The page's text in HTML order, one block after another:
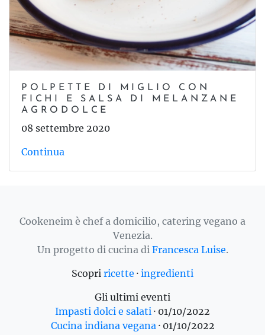
POLPETTE DI MIGLIO CON
FICHI E SALSA DI MELANZANE
AGRODOLCE
08 settembre 2020
Continua
Cookeneim è chef a domicilio, catering vegano a
Venezia.
Un progetto di cucina di Francesca Luise.
Scopri ricette · ingredienti
Gli ultimi eventi
Impasti dolci e salati · 01/10/2022
Cucina indiana vegana · 01/10/2022